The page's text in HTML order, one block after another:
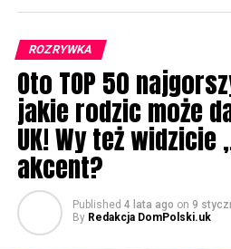
ROZRYWKA
Oto TOP 50
jakie rodzic może
UK! Wy też widzicie
akcent?
Published 4 lata ago on 9
By Redakcja DomPolski.uk